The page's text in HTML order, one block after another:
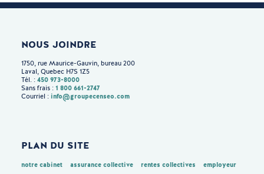
NOUS JOINDRE
1750, rue Maurice-Gauvin, bureau 200
Laval, Quebec H7S 1Z5
Tél. : 450 973-8000
Sans frais : 1 800 661-2747
Courriel : info@groupecenseo.com
PLAN DU SITE
notre cabinet assurance collective rentes collectives employeur